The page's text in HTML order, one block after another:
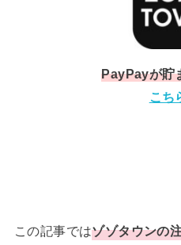
PayPayが貯
こち
この記事ではゾゾタウンの